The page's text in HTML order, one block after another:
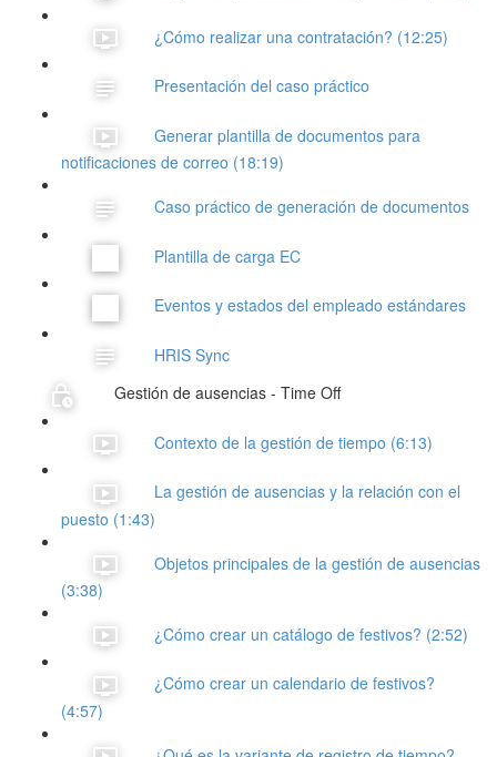
¿Cómo realizar una contratación? (12:25)
Presentación del caso práctico
Generar plantilla de documentos para
notificaciones de correo (18:19)
Caso práctico de generación de documentos
Plantilla de carga EC
Eventos y estados del empleado estándares
HRIS Sync
Gestión de ausencias - Time Off
Contexto de la gestión de tiempo (6:13)
La gestión de ausencias y la relación con el
puesto (1:43)
Objetos principales de la gestión de ausencias
(3:38)
¿Cómo crear un catálogo de festivos? (2:52)
¿Cómo crear un calendario de festivos?
(4:57)